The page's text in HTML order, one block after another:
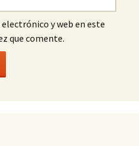
y web en este
que comente.